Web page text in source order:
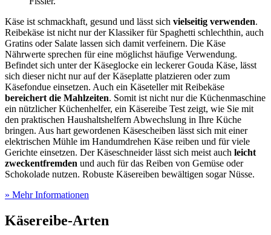
Käse ist schmackhaft, gesund und lässt sich vielseitig verwenden.
Reibekäse ist nicht nur der Klassiker für Spaghetti schlechthin, auch
Gratins oder Salate lassen sich damit verfeinern. Die Käse
Nährwerte sprechen für eine möglichst häufige Verwendung.
Befindet sich unter der Käseglocke ein leckerer Gouda Käse, lässt
sich dieser nicht nur auf der Käseplatte platzieren oder zum
Käsefondue einsetzen. Auch ein Käseteller mit Reibekäse
bereichert die Mahlzeiten. Somit ist nicht nur die Küchenmaschine
ein nützlicher Küchenhelfer, ein Käsereibe Test zeigt, wie Sie mit
den praktischen Haushaltshelfern Abwechslung in Ihre Küche
bringen. Aus hart gewordenen Käsescheiben lässt sich mit einer
elektrischen Mühle im Handumdrehen Käse reiben und für viele
Gerichte einsetzen. Der Käseschneider lässt sich meist auch leicht
zweckentfremden und auch für das Reiben von Gemüse oder
Schokolade nutzen. Robuste Käsereiben bewältigen sogar Nüsse.
» Mehr Informationen
Käsereibe-Arten